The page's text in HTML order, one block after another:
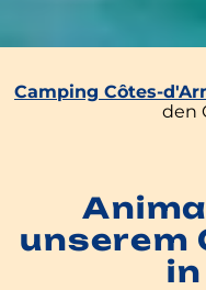
Camping Côtes-
den
unserem